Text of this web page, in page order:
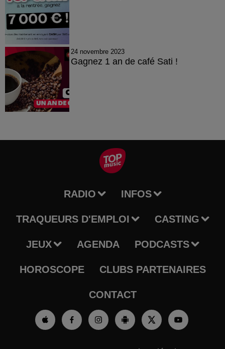
24 novembre 2023
Gagnez 1 an de café Sati !
RADIO INFOS
TRAQUEURS D'EMPLOI CASTING
JEUX AGENDA PODCASTS
HOROSCOPE CLUBS PARTENAIRES
CONTACT